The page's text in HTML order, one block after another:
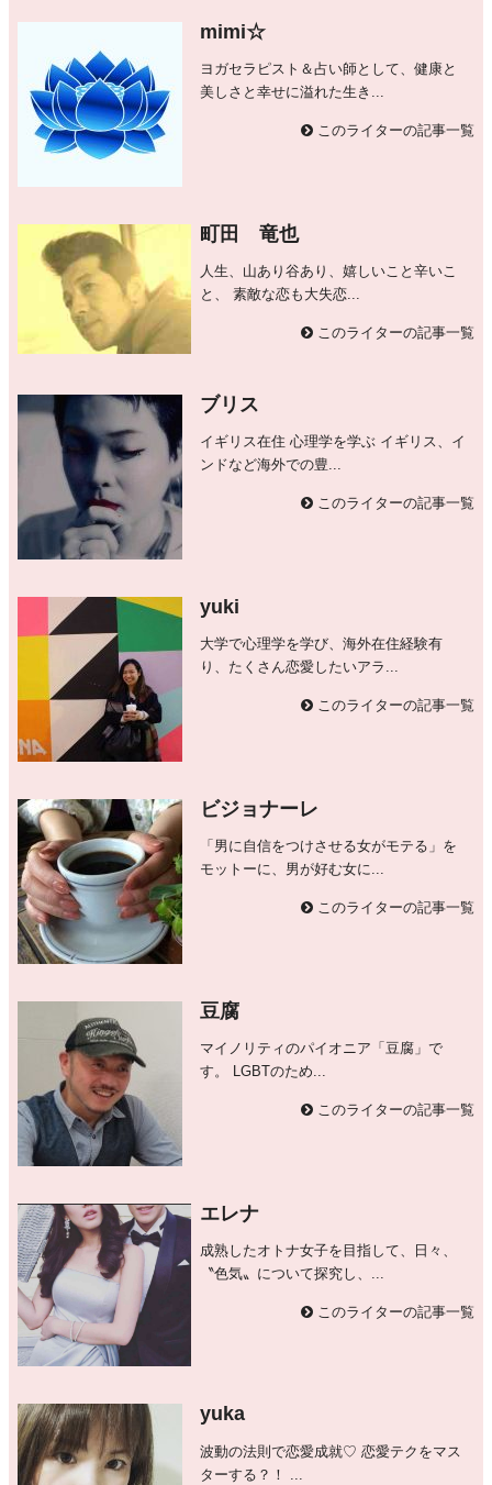
mimi☆
ヨガセラピスト＆占い師として、健康と
美しさと幸せに溢れた生き...
このライターの記事一覧
町田 竜也
人生、山あり谷あり、嬉しいこと辛いこ
と、 素敵な恋も大失恋...
このライターの記事一覧
ブリス
イギリス在住 心理学を学ぶ イギリス、イ
ンドなど海外での豊...
このライターの記事一覧
yuki
大学で心理学を学び、海外在住経験有
り、たくさん恋愛したいアラ...
このライターの記事一覧
ビジョナーレ
「男に自信をつけさせる女がモテる」を
モットーに、男が好む女に...
このライターの記事一覧
豆腐
マイノリティのパイオニア「豆腐」で
す。 LGBTのため...
このライターの記事一覧
エレナ
成熟したオトナ女子を目指して、日々、
〝色気〟について探究し、...
このライターの記事一覧
yuka
波動の法則で恋愛成就♡ 恋愛テクをマス
ターする？！ ...